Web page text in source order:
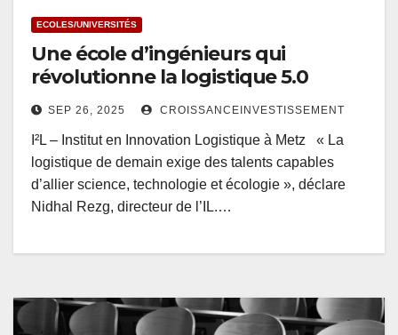
ECOLES/UNIVERSITÉS
Une école d’ingénieurs qui
révolutionne la logistique 5.0
SEP 26, 2025 CROISSANCEINVESTISSEMENT
I²L – Institut en Innovation Logistique à Metz « La
logistique de demain exige des talents capables
d’allier science, technologie et écologie », déclare
Nidhal Rezg, directeur de l’IL.…